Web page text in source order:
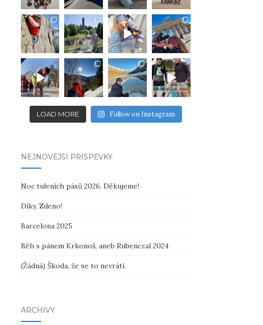
LOAD MORE Follow on Instagram
NEJNOVĚJŠÍ PŘÍSPĚVKY
Noc tuleních pásů 2026. Děkujeme!
Díky, Zdeno!
Barcelona 2025
Běh s pánem Krkonoš, aneb Rubenczal 2024
(Žádná) Škoda, že se to nevrátí.
ARCHIVY